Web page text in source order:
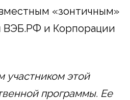
«зонтичным»
ВЭБ.РФ и Корпорации
участником этой
программы. Ее